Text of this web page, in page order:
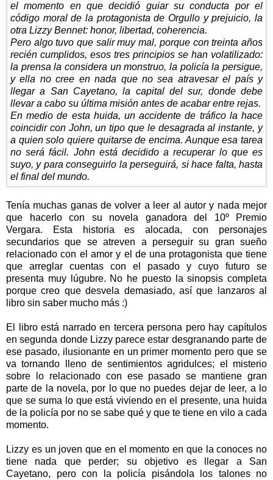
el momento en que decidió guiar su conducta por el
código moral de la protagonista de Orgullo y prejuicio, la
otra Lizzy Bennet: honor, libertad, coherencia.
Pero algo tuvo que salir muy mal, porque con treinta años
recién cumplidos, esos tres principios se han volatilizado:
la prensa la considera un monstruo, la policía la persigue,
y ella no cree en nada que no sea atravesar el país y
llegar a San Cayetano, la capital del sur, donde debe
llevar a cabo su última misión antes de acabar entre rejas.
En medio de esta huida, un accidente de tráfico la hace
coincidir con John, un tipo que le desagrada al instante, y
a quien solo quiere quitarse de encima. Aunque esa tarea
no será fácil. John está decidido a recuperar lo que es
suyo, y para conseguirlo la perseguirá, si hace falta, hasta
el final del mundo.
Tenía muchas ganas de volver a leer al autor y nada mejor
que hacerlo con su novela ganadora del 10º Premio
Vergara. Esta historia es alocada, con personajes
secundarios que se atreven a perseguir su gran sueño
relacionado con el amor y el de una protagonista que tiene
que arreglar cuentas con el pasado y cuyo futuro se
presenta muy lúgubre. No he puesto la sinopsis completa
porque creo que desvela demasiado, así que lanzaros al
libro sin saber mucho más :)
El libro está narrado en tercera persona pero hay capítulos
en segunda donde Lizzy parece estar desgranando parte de
ese pasado, ilusionante en un primer momento pero que se
va tornando lleno de sentimientos agridulces; el misterio
sobre lo relacionado con ese pasado se mantiene gran
parte de la novela, por lo que no puedes dejar de leer, a lo
que se suma lo que está viviendo en el presente, una huida
de la policía por no se sabe qué y que te tiene en vilo a cada
momento.
Lizzy es un joven que en el momento en que la conoces no
tiene nada que perder; su objetivo es llegar a San
Cayetano, pero con la policía pisándola los talones no